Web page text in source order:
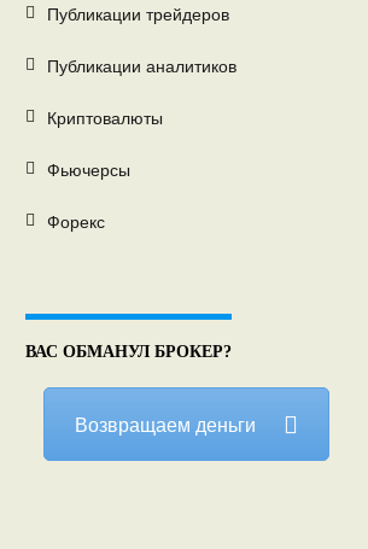
Публикации трейдеров
Публикации аналитиков
Криптовалюты
Фьючерсы
Форекс
ВАС ОБМАНУЛ БРОКЕР?
Возвращаем деньги